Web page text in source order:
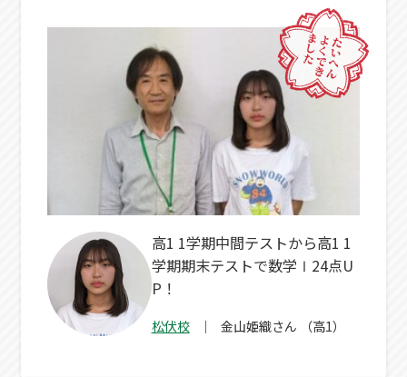
高1 1学期中間テストから高1 1
学期期末テストで数学Ⅰ24点U
P！
松伏校 金山姫織さん （高1）